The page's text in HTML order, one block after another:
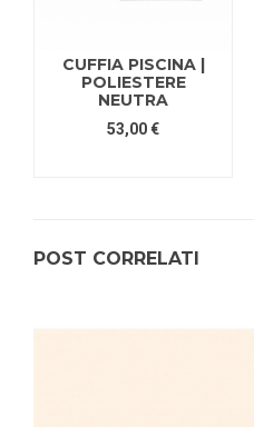
CUFFIA PISCINA |
POLIESTERE
NEUTRA
53,00 €
POST CORRELATI